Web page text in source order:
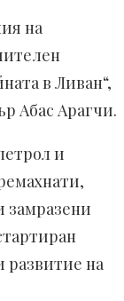
на
в Ливан“,
Абас Арагчи.
и
замразени
развитие на